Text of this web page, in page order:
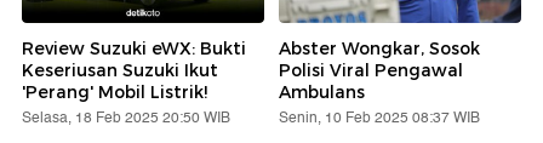
Review Suzuki eWX: Bukti
Keseriusan Suzuki Ikut
'Perang' Mobil Listrik!
Selasa, 18 Feb 2025 20:50 WIB
Abster Wongkar, Sosok
Polisi Viral Pengawal
Ambulans
Senin, 10 Feb 2025 08:37 WIB